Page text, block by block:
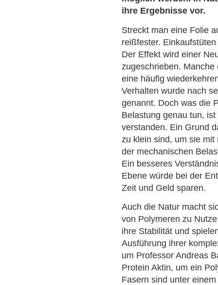
ihre Ergebnisse vor.
Streckt man eine Folie
reißfester.
Der Effekt wird einer
zugeschrieben.
eine häufig
Verhalten wurde nach
genannt. Doch was die
Belastung genau tun,
verstanden. Ein Grund
zu klein sind, um sie
der mechanischen
Ein besseres
Ebene würde bei der
Zeit und Geld sparen.
Auch die Natur macht
von Polymeren zu
ihre Stabilität und
Ausführung ihrer
um Professor Andreas
Protein Aktin, um ein
Fasern sind unter